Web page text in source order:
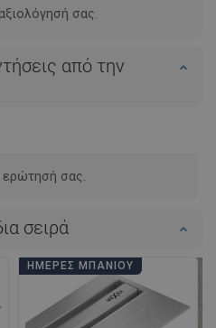
σας.
από την
ερώτησή σας.
σειρά
ΗΜΈΡΕΣ ΜΠΆΝΙΟΥ